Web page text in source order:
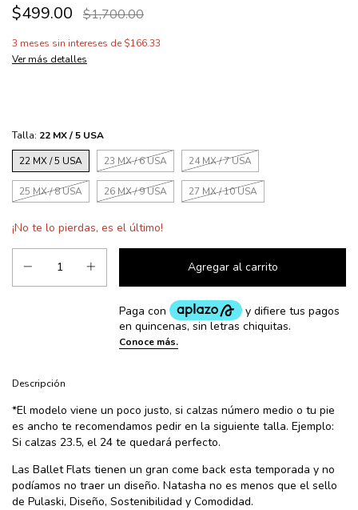
$499.00 $1,700.00
3 meses sin intereses de $166.33
Ver más detalles
Talla: 22 MX / 5 USA
22 MX / 5 USA
23 MX / 6 USA 24 MX / 7 USA
25 MX / 8 USA 26 MX / 9 USA 27 MX / 10 USA
¡No te lo pierdas, es el último!
Descripción
*El modelo viene un poco justo, si calzas número medio o tu pie
es ancho te recomendamos pedir en la siguiente talla. Ejemplo:
Si calzas 23.5, el 24 te quedará perfecto.
Las Ballet Flats tienen un gran come back esta temporada y no
podíamos no traer un diseño. Natasha no es menos que el sello
de Pulaski, Diseño, Sostenibilidad y Comodidad.